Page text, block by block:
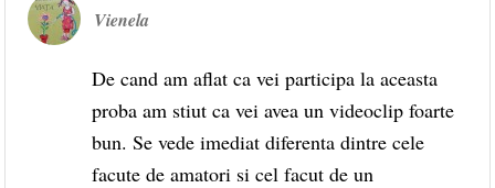
Vienela
De cand am aflat ca vei participa la aceasta
proba am stiut ca vei avea un videoclip foarte
bun. Se vede imediat diferenta dintre cele
facute de amatori si cel facut de un